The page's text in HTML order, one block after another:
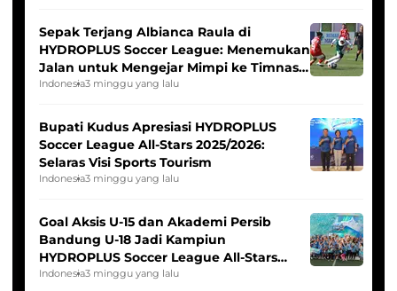
Sepak Terjang Albianca Raula di
HYDROPLUS Soccer League: Menemukan
Jalan untuk Mengejar Mimpi ke Timnas
Indonesia Putri
Indonesia3 minggu yang lalu
Bupati Kudus Apresiasi HYDROPLUS
Soccer League All-Stars 2025/2026:
Selaras Visi Sports Tourism
Indonesia3 minggu yang lalu
Goal Aksis U-15 dan Akademi Persib
Bandung U-18 Jadi Kampiun
HYDROPLUS Soccer League All-Stars
2025/2026
Indonesia3 minggu yang lalu